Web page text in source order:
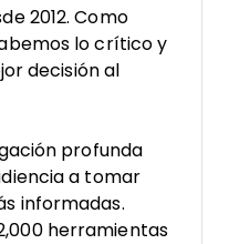
2012. Como
lo crítico y
decisión al
profunda
a tomar
informadas.
herramientas